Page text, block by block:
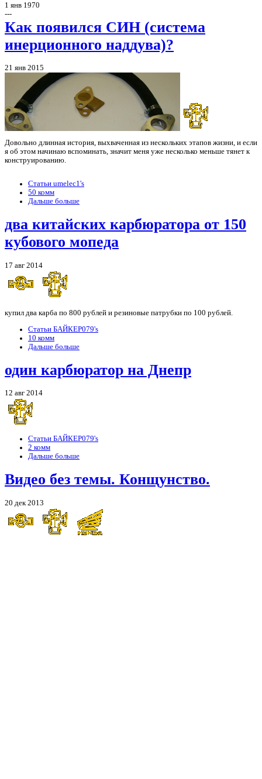
1 янв 1970
---
Как появился СИН (система
инерционного наддува)?
21 янв 2015
Довольно длинная история, выхваченная из нескольких этапов жизни, и если
я об этом начинаю вспоминать, значит меня уже несколько меньше тянет к
конструированию.
Статьи umelec1's
50 комм
Дальше больше
два китайских карбюратора от 150
кубового мопеда
17 авг 2014
купил два карба по 800 рублей и резиновые патрубки по 100 рублей.
Статьи БАЙКЕР079's
10 комм
Дальше больше
один карбюратор на Днепр
12 авг 2014
Статьи БАЙКЕР079's
2 комм
Дальше больше
Видео без темы. Конщунство.
20 дек 2013